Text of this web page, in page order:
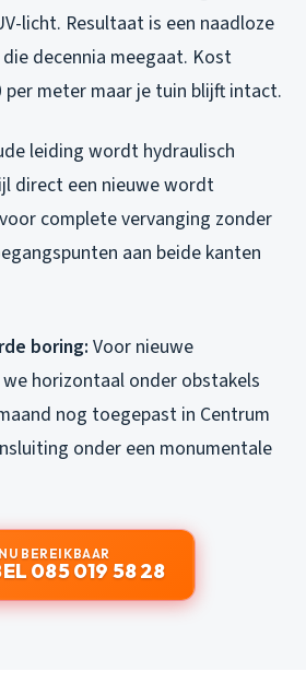
licht. Resultaat is een naadloze
decennia meegaat. Kost
per meter maar je tuin blijft intact.
leiding wordt hydraulisch
direct een nieuwe wordt
complete vervanging zonder
aan beide kanten
boring: Voor nieuwe
horizontaal onder obstakels
nog toegepast in Centrum
onder een monumentale
BEREIKBAAR
085 019 58 28